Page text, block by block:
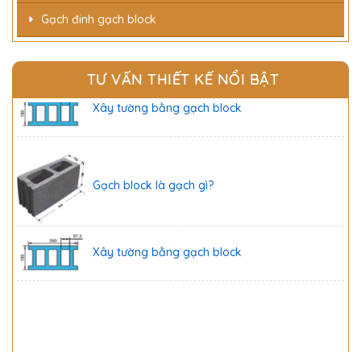
Gạch đinh gạch block
TƯ VẤN THIẾT KẾ NỔI BẬT
Gạch block là gạch gì?
Xây tường bằng gạch block